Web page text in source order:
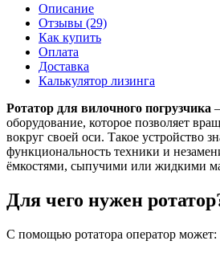
Описание
Отзывы (29)
Как купить
Оплата
Доставка
Калькулятор лизинга
Ротатор для вилочного погрузчика
оборудование, которое позволяет
вокруг своей оси. Такое устройство
функциональность техники и
ёмкостями, сыпучими или жидкими
Для чего нужен
С помощью ротатора оператор может: